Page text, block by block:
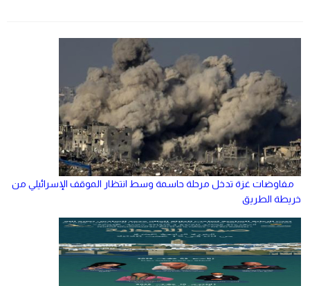
مفاوضات غزة تدخل مرحلة حاسمة وسط انتظار الموقف الإسرائيلي من
خريطة الطريق